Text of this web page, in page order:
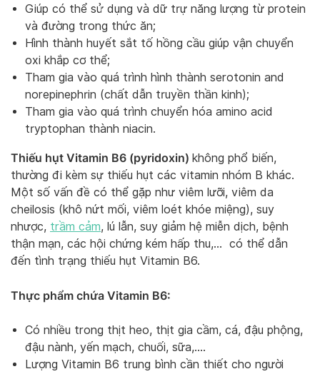
Giúp có thể sử dụng và dữ trự năng lượng từ protein
và đường trong thức ăn;
Hình thành huyết sắt tố hồng cầu giúp vận chuyển
oxi khắp cơ thể;
Tham gia vào quá trình hình thành serotonin and
norepinephrin (chất dẫn truyền thần kinh);
Tham gia vào quá trình chuyển hóa amino acid
tryptophan thành niacin.
Thiếu hụt Vitamin B6 (pyridoxin) không phổ biến,
thường đi kèm sự thiếu hụt các vitamin nhóm B khác.
Một số vấn đề có thể gặp như viêm lưỡi, viêm da
cheilosis (khô nứt mối, viêm loét khóe miệng), suy
nhược, trầm cảm, lú lẫn, suy giảm hệ miễn dịch, bệnh
thận mạn, các hội chứng kém hấp thu,… có thể dẫn
đến tình trạng thiếu hụt Vitamin B6.
Thực phẩm chứa Vitamin B6:
Có nhiều trong thịt heo, thịt gia cầm, cá, đậu phộng,
đậu nành, yến mạch, chuối, sữa,….
Lượng Vitamin B6 trung bình cần thiết cho người